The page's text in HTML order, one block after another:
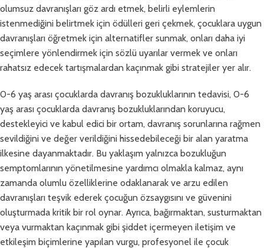
olumsuz davranışları göz ardı etmek, belirli eylemlerin
istenmediğini belirtmek için ödülleri geri çekmek, çocuklara uygun
davranışları öğretmek için alternatifler sunmak, onları daha iyi
seçimlere yönlendirmek için sözlü uyarılar vermek ve onları
rahatsız edecek tartışmalardan kaçınmak gibi stratejiler yer alır.
0-6 yaş arası çocuklarda davranış bozukluklarının tedavisi, 0-6
yaş arası çocuklarda davranış bozukluklarından koruyucu,
destekleyici ve kabul edici bir ortam, davranış sorunlarına rağmen
sevildiğini ve değer verildiğini hissedebileceği bir alan yaratma
ilkesine dayanmaktadır. Bu yaklaşım yalnızca bozukluğun
semptomlarının yönetilmesine yardımcı olmakla kalmaz, aynı
zamanda olumlu özelliklerine odaklanarak ve arzu edilen
davranışları teşvik ederek çocuğun özsaygısını ve güvenini
oluşturmada kritik bir rol oynar. Ayrıca, bağırmaktan, susturmaktan
veya vurmaktan kaçınmak gibi şiddet içermeyen iletişim ve
etkileşim biçimlerine yapılan vurgu, profesyonel ile çocuk